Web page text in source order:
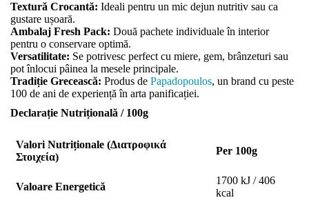
Textură Crocantă: Ideali pentru un mic dejun nutritiv sau ca
gustare ușoară.
Ambalaj Fresh Pack: Două pachete individuale în interior
pentru o conservare optimă.
Versatilitate: Se potrivesc perfect cu miere, gem, brânzeturi sau
pot înlocui pâinea la mesele principale.
Tradiție Grecească: Produs de Papadopoulos, un brand cu peste
100 de ani de experiență în arta panificației.
Declarație Nutrițională / 100g
Valori Nutriționale (Διατροφικά
Στοιχεία)
Per 100g
Valoare Energetică
1700 kJ / 406
kcal